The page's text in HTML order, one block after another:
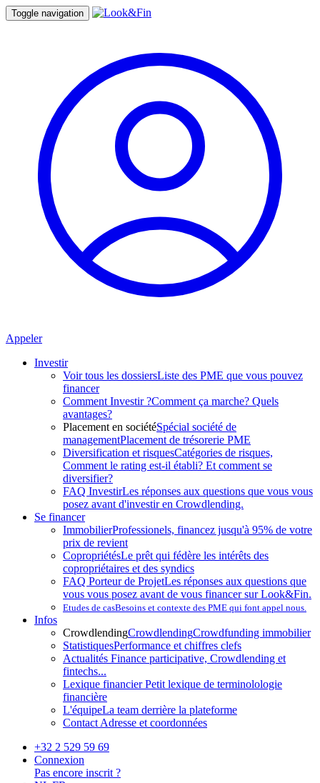
Toggle navigation
Appeler
Investir
Voir tous les dossiersListe des PME que vous pouvez
financer
Comment Investir ?Comment ça marche? Quels
avantages?
Placement en sociétéSpécial société de
managementPlacement de trésorerie PME
Diversification et risquesCatégories de risques,
Comment le rating est-il établi? Et comment se
diversifier?
FAQ InvestirLes réponses aux questions que vous vous
posez avant d'investir en Crowdlending.
Se financer
ImmobilierProfessionels, financez jusqu'à 95% de votre
prix de revient
CopropriétésLe prêt qui fédère les intérêts des
copropriétaires et des syndics
FAQ Porteur de ProjetLes réponses aux questions que
vous vous posez avant de vous financer sur Look&Fin.
Etudes de casBesoins et contexte des PME qui font appel nous.
Infos
CrowdlendingCrowdlendingCrowdfunding immobilier
StatistiquesPerformance et chiffres clefs
Actualités Finance participative, Crowdlending et
fintechs...
Lexique financierPetit lexique de terminolologie
financière
L'équipeLa team derrière la plateforme
Contact Adresse et coordonnées
+32 2 529 59 69
Connexion
Pas encore inscrit ?